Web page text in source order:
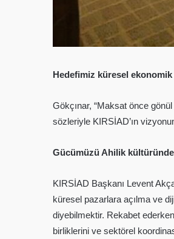
Hedefimiz küresel
Gökçınar, “Maksat önce
sözleriyle KIRSİAD’ın
Gücümüzü Ahilik
KIRSİAD Başkanı Levent
küresel pazarlara açılma ve
diyebilmektir. Rekabet
birliklerini ve sektörel